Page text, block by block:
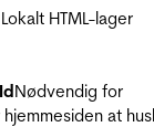
HTML-lager
Nødvendig for
at